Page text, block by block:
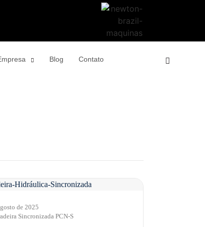
Blog Contato
de 2025
Sincronizada PCN-S